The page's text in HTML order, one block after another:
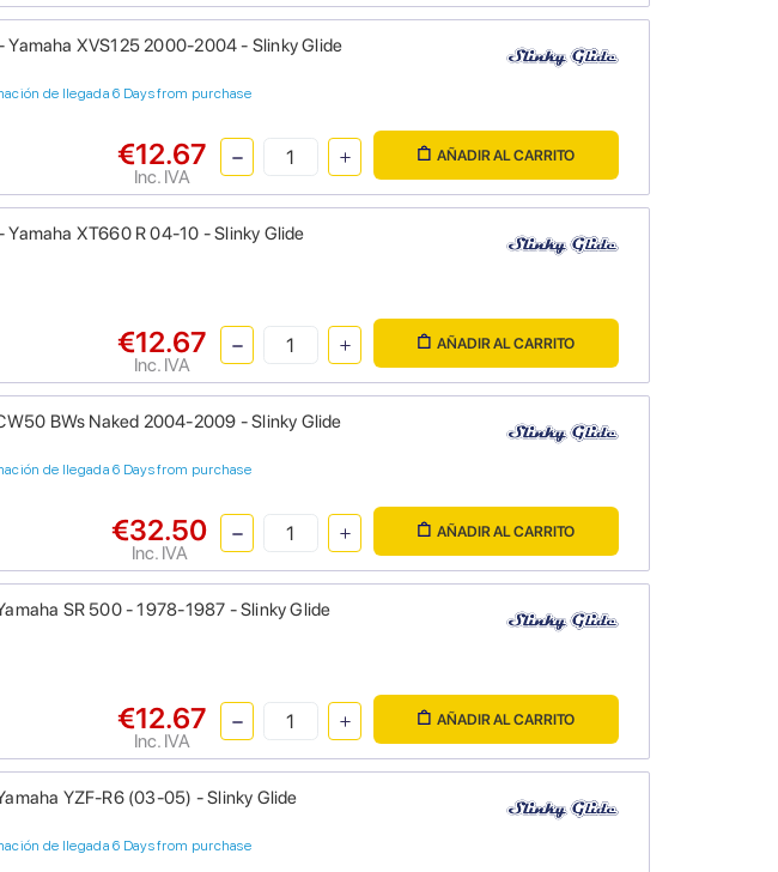
Yamaha XVS125 2000-2004 - Slinky Glide
de llegada 6 Days from purchase
€12.67
Inc. IVA
AÑADIR AL CARRITO
XT660 R 04-10 - Slinky Glide
€12.67
Inc. IVA
AÑADIR AL CARRITO
BWs Naked 2004-2009 - Slinky Glide
de llegada 6 Days from purchase
€32.50
Inc. IVA
AÑADIR AL CARRITO
SR 500 - 1978-1987 - Slinky Glide
€12.67
Inc. IVA
AÑADIR AL CARRITO
YZF-R6 (03-05) - Slinky Glide
de llegada 6 Days from purchase